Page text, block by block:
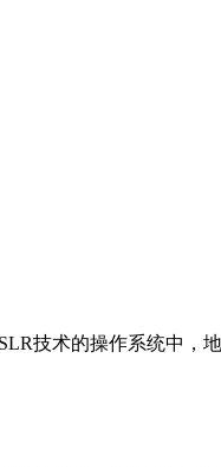
技术的操作系统中，